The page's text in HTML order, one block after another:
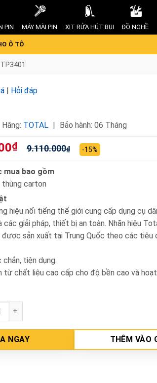
PIN MÁY MÀI PIN XỊT RỬA HÚT BỤI ĐỒ NGHỀ
Ô TÔ
| Hỏi đáp
Hãng: TOTAL Bảo hành: 06 Tháng
₫ 9.110.000₫ -15%
mua bao gồm
carton
hiệu nổi tiếng thế giới cung cấp dụng cụ
các giải pháp, thiết bị an toàn. Nhãn hiệu
sản xuất tại Trung Quốc theo các tiêu
tiện dụng.
từ chất liệu cao cấp cho độ bền cao và
nước xăng 9HP Total TP3401 số lượng
NGAY THÊM VÀO